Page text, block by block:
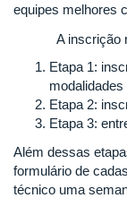
equipes melhores
A inscrição
Etapa 1:
Etapa 2:
Etapa 3:
Além dessas
formulário de
técnico uma